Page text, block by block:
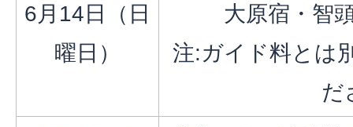
6月14日（日
曜日）
大原宿・智
注:ガイド料とは
だ